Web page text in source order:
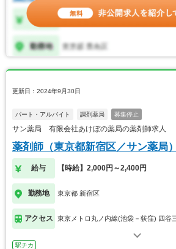
更新日：2024年9月30日
パート・アルバイト 調剤薬局 募集停止
サン薬局 有限会社あけぼの薬局の薬剤師求人
薬剤師（東京都新宿区／サン薬局）
給与 【時給】2,000円～2,400円
勤務地 東京都 新宿区
アクセス 東京メトロ丸ノ内線(池袋－荻窪) 四谷
駅チカ